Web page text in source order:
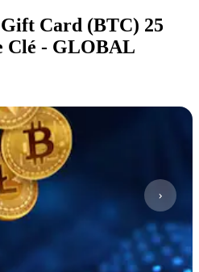
Card (BTC) 25
Clé - GLOBAL